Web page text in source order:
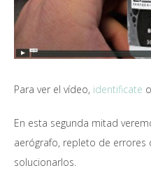
Para ver el vídeo, identificate o
En esta segunda mitad
aerógrafo, repleto de
solucionarlos.